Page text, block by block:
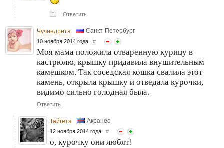
↑ Ответить
Чучиндрита Санкт-Петербург
10 ноября 2014 года #
Моя мама положила отваренную курицу в
кастрюлю, крышку придавила внушительным
камешком. Так соседская кошка свалила этот
камень, открыла крышку и отведала курочки,
видимо сильно голодная была.
Ответить
Тайгета Акранес
12 ноября 2014 года #
о, курочку они любят!